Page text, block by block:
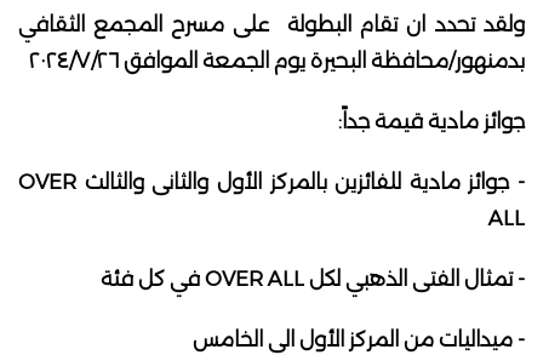
ولقد تحدد ان تقام البطولة على مسرح المجمع الثقافي
بدمنهور/محافظة البحيرة يوم الجمعة الموافق ٢٠٢٤/٧/٢٦
جوائز مادية قيمة جداً:
- جوائز مادية للفائزين بالمركز الأول والثانى والثالث OVER
ALL
- تمثال الفتى الذهبي لكل OVER ALL في كل فئة
- ميداليات من المركز الأول الى الخامس